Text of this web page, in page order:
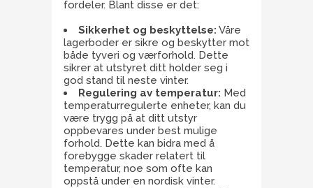
fordeler. Blant disse er det:
Sikkerhet og beskyttelse: Våre
lagerboder er sikre og beskytter mot
både tyveri og værforhold. Dette
sikrer at utstyret ditt holder seg i
god stand til neste vinter.
Regulering av temperatur: Med
temperaturregulerte enheter, kan du
være trygg på at ditt utstyr
oppbevares under best mulige
forhold. Dette kan bidra med å
forebygge skader relatert til
temperatur, noe som ofte kan
oppstå under en nordisk vinter.